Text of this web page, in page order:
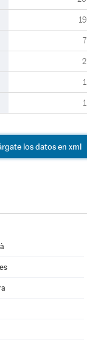
19
7
2
1
1
los datos en xml